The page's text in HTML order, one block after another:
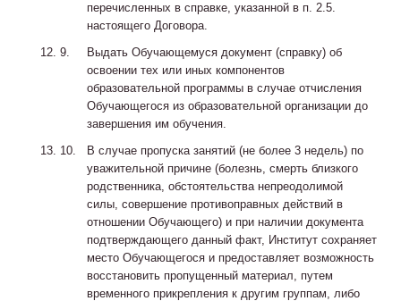
перечисленных в справке, указанной в п. 2.5.
настоящего Договора.
Выдать Обучающемуся документ (справку) об
освоении тех или иных компонентов
образовательной программы в случае отчисления
Обучающегося из образовательной организации до
завершения им обучения.
В случае пропуска занятий (не более 3 недель) по
уважительной причине (болезнь, смерть близкого
родственника, обстоятельства непреодолимой
силы, совершение противоправных действий в
отношении Обучающего) и при наличии документа
подтверждающего данный факт, Институт сохраняет
место Обучающегося и предоставляет возможность
восстановить пропущенный материал, путем
временного прикрепления к другим группам, либо